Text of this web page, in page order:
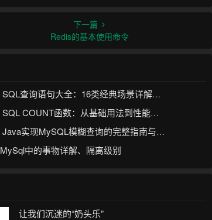
下一篇
Redis的基本使用命令
SQL查询语句大全：16类经典场景详解与性能优化指南
SQL COUNT函数：从基础用法到性能优化全攻略
Java实现MySQL模糊查询的完整指南与最佳实践
MySql中的事物详解、隔离级别
让我们沉迷的“奶头乐”